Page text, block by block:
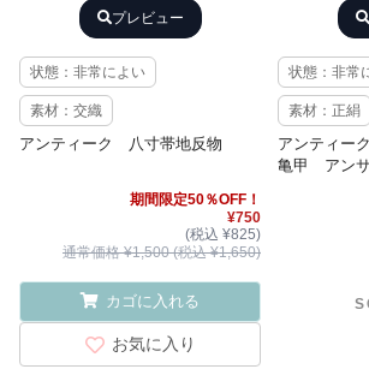
プレビュー
状態：非常によい
素材：交織
アンティーク 八寸帯地反物
期間限定50％OFF！
¥750
(税込 ¥825)
通常価格 ¥1,500 (税込 ¥1,650)
カゴに入れる
お気に入り
状態：非常
素材：正絹
アンティー
亀甲 アン